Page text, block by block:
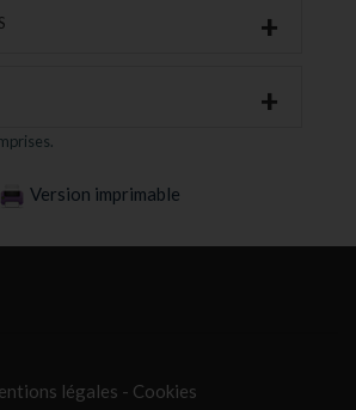
Version imprimable
légales - Cookies